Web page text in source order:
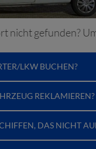
nicht gefunden?
LKW BUCHEN?
REKLAMIEREN?
DAS NICHT